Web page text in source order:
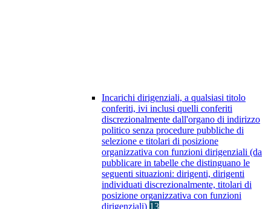
Incarichi dirigenziali, a qualsiasi titolo
conferiti, ivi inclusi quelli conferiti
discrezionalmente dall'organo di indirizzo
politico senza procedure pubbliche di
selezione e titolari di posizione
organizzativa con funzioni dirigenziali (da
pubblicare in tabelle che distinguano le
seguenti situazioni: dirigenti, dirigenti
individuati discrezionalmente, titolari di
posizione organizzativa con funzioni
dirigenziali) 13